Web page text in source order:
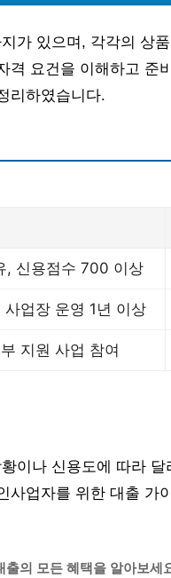
가 있으며, 각각의 상
요건을 이해하고 준
리하였습니다.
, 신용점수 700 이상
업장 운영 1년 이상
지원 사업 참여
이나 신용도에 따라
사업자를 위한 대출 가
출의 모든 혜택을 알아보세